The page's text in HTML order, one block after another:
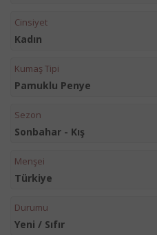
Cinsiyet
Kadın
Kumaş Tipi
Pamuklu Penye
Sezon
Sonbahar - Kış
Menşei
Türkiye
Durumu
Yeni / Sıfır